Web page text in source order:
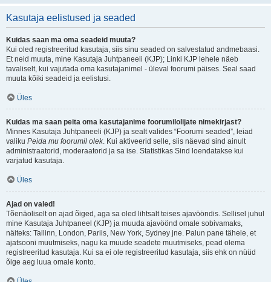
Kasutaja eelistused ja seaded
Kuidas saan ma oma seadeid muuta?
Kui oled registreeritud kasutaja, siis sinu seaded on salvestatud andmebaasi.
Et neid muuta, mine Kasutaja Juhtpaneeli (KJP); Linki KJP lehele näeb
tavaliselt, kui vajutada oma kasutajanimel - üleval foorumi päises. Seal saad
muuta kõiki seadeid ja eelistusi.
Üles
Kuidas ma saan peita oma kasutajanime foorumilolijate nimekirjast?
Minnes Kasutaja Juhtpaneeli (KJP) ja sealt valides “Foorumi seaded”, leiad
valiku Peida mu foorumil olek. Kui aktiveerid selle, siis näevad sind ainult
administraatorid, moderaatorid ja sa ise. Statistikas Sind loendatakse kui
varjatud kasutaja.
Üles
Ajad on valed!
Tõenäoliselt on ajad õiged, aga sa oled lihtsalt teises ajavööndis. Sellisel juhul
mine Kasutaja Juhtpaneel (KJP) ja muuda ajavöönd omale sobivamaks,
näiteks: Tallinn, London, Pariis, New York, Sydney jne. Palun pane tähele, et
ajatsooni muutmiseks, nagu ka muude seadete muutmiseks, pead olema
registreeritud kasutaja. Kui sa ei ole registreeritud kasutaja, siis ehk on nüüd
õige aeg luua omale konto.